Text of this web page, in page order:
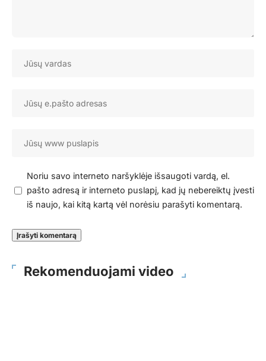
Noriu savo interneto naršyklėje išsaugoti vardą, el.
pašto adresą ir interneto puslapį, kad jų nebereiktų įvesti
iš naujo, kai kitą kartą vėl norėsiu parašyti komentarą.
Rekomenduojami video